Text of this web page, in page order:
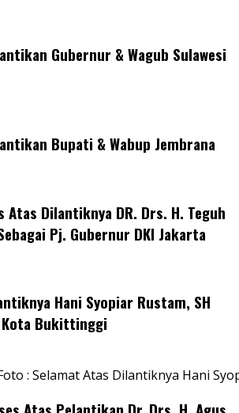
Gubernur & Wagub Sulawesi
Bupati & Wabup Jembrana
Atas Dilantiknya DR. Drs. H. Teguh
Pj. Gubernur DKI Jakarta
Hani Syopiar Rustam, SH
Kota Bukittinggi
: Selamat Atas Dilantiknya Hani